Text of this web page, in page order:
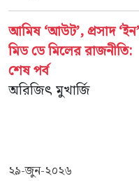
আমিষ ‘আউট’, প্রসাদ
মিড ডে মিলের রাজনীতি:
শেষ পর্ব
অরিজিৎ মুখার্জি
২৯-জুন-২০২৬